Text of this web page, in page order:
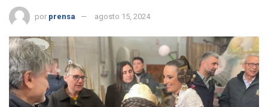
por prensa agosto 15, 2024